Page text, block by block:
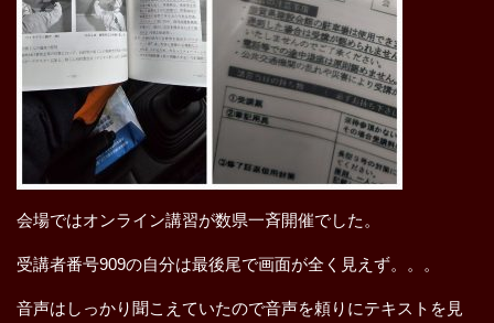
会場ではオンライン講習が数県一斉開催でした。
受講者番号909の自分は最後尾で画面が全く見えず。。。
音声はしっかり聞こえていたので音声を頼りにテキストを見